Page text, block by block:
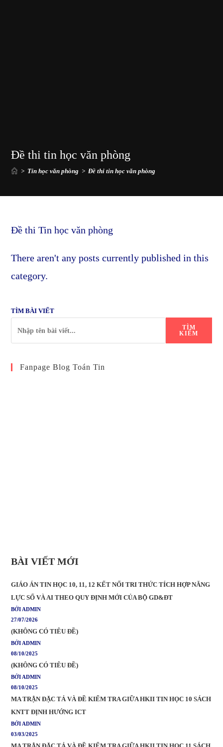
Đề thi tin học văn phòng
> Tin học văn phòng > Đề thi tin học văn phòng
Đề thi Tin học văn phòng
There aren't any posts currently published in this
category.
TÌM BÀI VIẾT
TÌM
KIẾM
Fanpage Blog Toán Tin
BÀI VIẾT MỚI
GIÁO ÁN TIN HỌC 10, 11, 12 KẾT NỐI TRI THỨC TÍCH HỢP NĂNG
LỰC SỐ VÀ AI THEO QUY ĐỊNH MỚI CỦA BỘ GD&ĐT
BỞI ADMIN
27/07/2026
(KHÔNG CÓ TIÊU ĐỀ)
BỞI ADMIN
08/10/2025
(KHÔNG CÓ TIÊU ĐỀ)
BỞI ADMIN
08/10/2025
MA TRẬN ĐẶC TẢ VÀ ĐỀ KIỂM TRA GIỮA HKII TIN HỌC 10 SÁCH
KNTT ĐỊNH HƯỚNG ICT
BỞI ADMIN
03/03/2025